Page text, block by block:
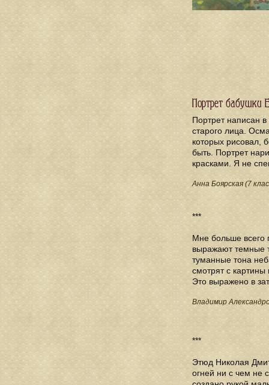
Портрет бабушки
Портрет написан
старого лица.
которых рисовал,
быть. Портрет
красками. Я не
Анна Боярская (7
***
Мне больше всего
выражают темные
туманные тона
смотрят с
Это выражено в
Владимир
***
Этюд Николая
огней ни с чем не